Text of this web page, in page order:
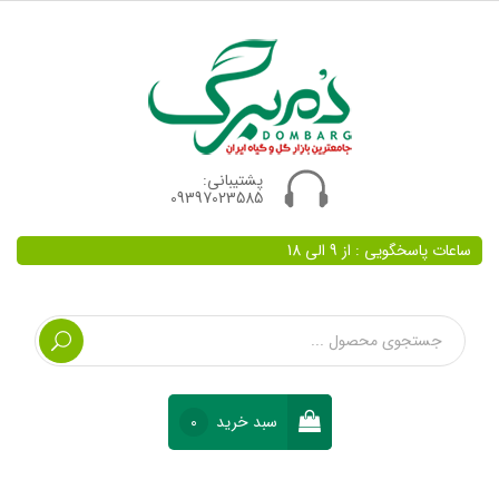
پشتیبانی:
09397023585
ساعات پاسخگویی : از 9 الی 18
سبد خرید 0